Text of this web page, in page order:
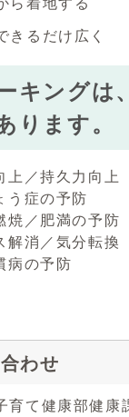
ら着地する
きるだけ広く
キングは
ります。
上／持久力向上
う症の予防
焼／肥満の予防
解消／気分転換
病の予防
わせ
育て健康部健康